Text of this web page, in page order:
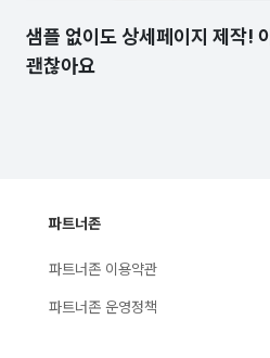
샘플 없이도 상세페이지 제작!
괜찮아요
파트너존
파트너존 이용약관
파트너존 운영정책